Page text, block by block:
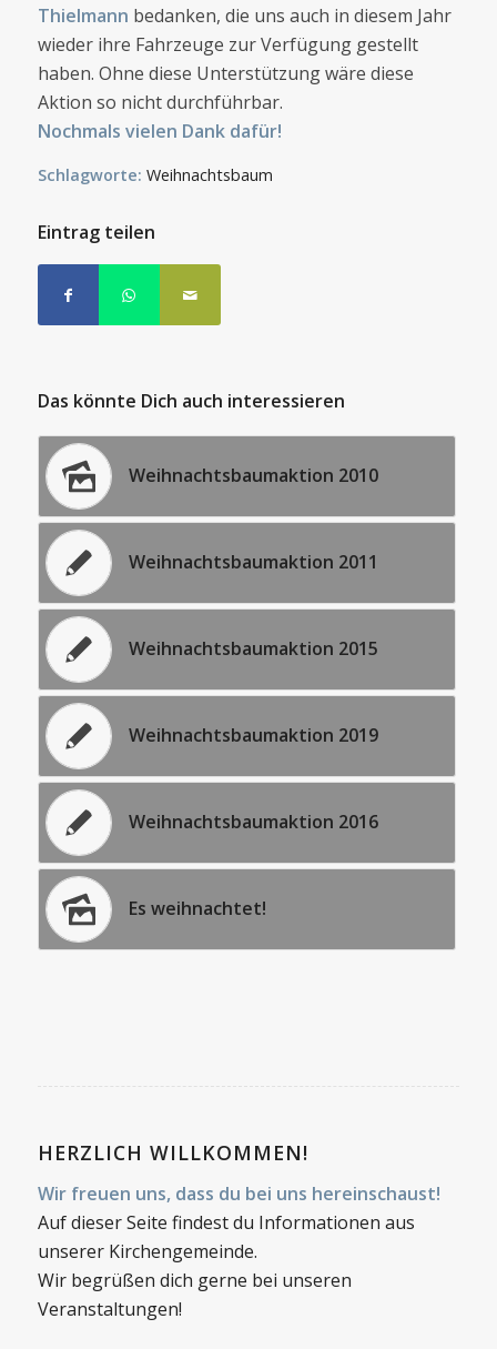
Thielmann bedanken, die uns auch in diesem Jahr
wieder ihre Fahrzeuge zur Verfügung gestellt
haben. Ohne diese Unterstützung wäre diese
Aktion so nicht durchführbar.
Nochmals vielen Dank dafür!
Schlagworte: Weihnachtsbaum
Eintrag teilen
Das könnte Dich auch interessieren
Weihnachtsbaumaktion 2010
Weihnachtsbaumaktion 2011
Weihnachtsbaumaktion 2015
Weihnachtsbaumaktion 2019
Weihnachtsbaumaktion 2016
Es weihnachtet!
HERZLICH WILLKOMMEN!
Wir freuen uns, dass du bei uns hereinschaust!
Auf dieser Seite findest du Informationen aus
unserer Kirchengemeinde.
Wir begrüßen dich gerne bei unseren
Veranstaltungen!